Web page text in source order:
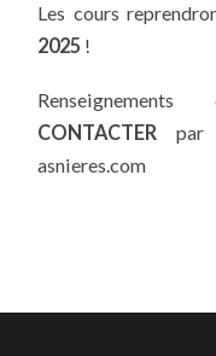
Les cours
2025 !
CONTACTER par
asnieres.com